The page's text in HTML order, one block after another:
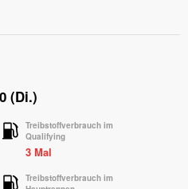
(Di.)
Treibstoffverbrauch im
Qualifying
3 Mal
Treibstoffverbrauch im